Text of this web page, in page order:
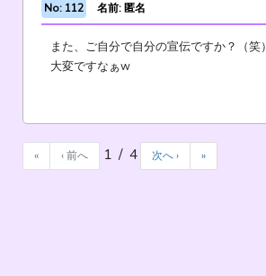
No: 112 名前: 匿名
また、ご自分で自分の宣伝ですか？（笑）
大変ですなぁw
« ‹ 前へ 1 / 4 次へ › »